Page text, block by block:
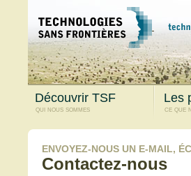
Découvrir TSF
qui nous sommes
Les
ce que
ENVOYEZ-NOUS UN E-MAIL,
Contactez-nous